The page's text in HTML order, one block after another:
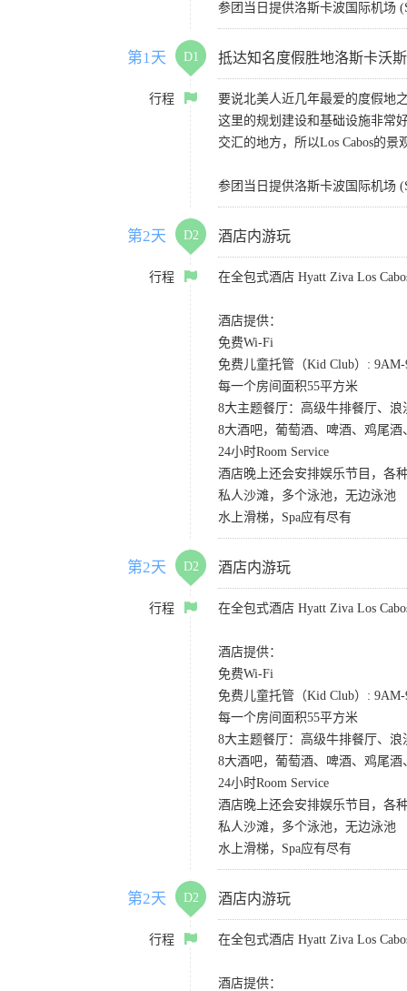
参团当日提供洛斯卡波国际机场
第1天 D1 抵达知名度假胜地洛斯卡沃斯
行程
要说北美人近几年最爱的度假地
这里的规划建设和基础设施非常
交汇的地方，所以Los Cabos的景
参团当日提供洛斯卡波国际机场
第2天 D2 酒店内游玩
行程 在全包式酒店 Hyatt Ziva Los
酒店提供：
免费Wi-Fi
免费儿童托管（Kid Club）:
每一个房间面积55平方米
8大主题餐厅：高级牛排餐厅、
8大酒吧，葡萄酒、啤酒、鸡尾
24小时Room Service
酒店晚上还会安排娱乐节目，各
私人沙滩，多个泳池，无边泳池
水上滑梯，Spa应有尽有
第2天 D2 酒店内游玩
行程 在全包式酒店 Hyatt Ziva Los
酒店提供：
免费Wi-Fi
免费儿童托管（Kid Club）:
每一个房间面积55平方米
8大主题餐厅：高级牛排餐厅、
8大酒吧，葡萄酒、啤酒、鸡尾
24小时Room Service
酒店晚上还会安排娱乐节目，各
私人沙滩，多个泳池，无边泳池
水上滑梯，Spa应有尽有
第2天 D2 酒店内游玩
行程 在全包式酒店 Hyatt Ziva Los
酒店提供：